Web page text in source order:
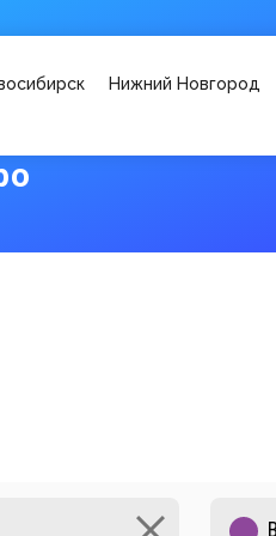
Нижний Новгород